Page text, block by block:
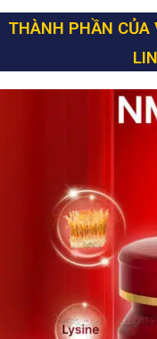
THÀNH PHẦN CỦA